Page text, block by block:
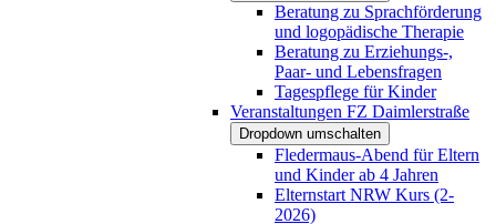
Beratung zu Sprachförderung
und logopädische Therapie
Beratung zu Erziehungs-,
Paar- und Lebensfragen
Tagespflege für Kinder
Veranstaltungen FZ Daimlerstraße
Dropdown umschalten
Fledermaus-Abend für Eltern
und Kinder ab 4 Jahren
Elternstart NRW Kurs (2-
2026)